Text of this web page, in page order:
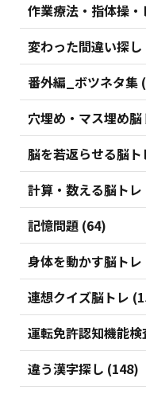
作業療法・指体操
変わった間違い探
番外編_ボツネタ集
穴埋め・マス埋め
脳を若返らせる脳
計算・数える脳ト
記憶問題 (64)
身体を動かす脳ト
連想クイズ脳トレ
運転免許認知機能
違う漢字探し (148)